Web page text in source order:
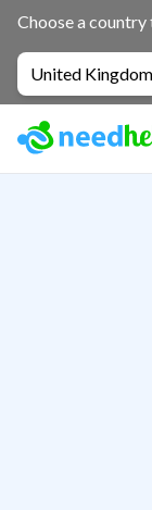
Choose a
United